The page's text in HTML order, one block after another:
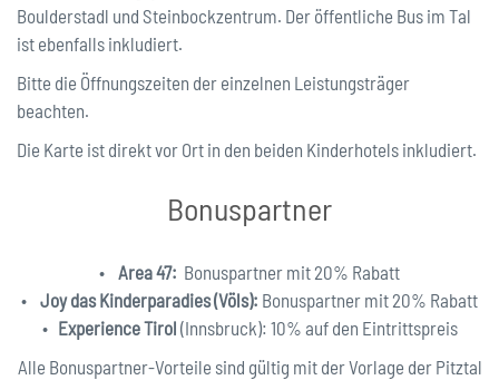
Boulderstadl und Steinbockzentrum. Der öffentliche Bus im Tal
ist ebenfalls inkludiert.
Bitte die Öffnungszeiten der einzelnen Leistungsträger
beachten.
Die Karte ist direkt vor Ort in den beiden Kinderhotels inkludiert.
Bonuspartner
• Area 47: Bonuspartner mit 20% Rabatt
• Joy das Kinderparadies (Völs): Bonuspartner mit 20% Rabatt
• Experience Tirol (Innsbruck): 10% auf den Eintrittspreis
Alle Bonuspartner-Vorteile sind gültig mit der Vorlage der Pitztal